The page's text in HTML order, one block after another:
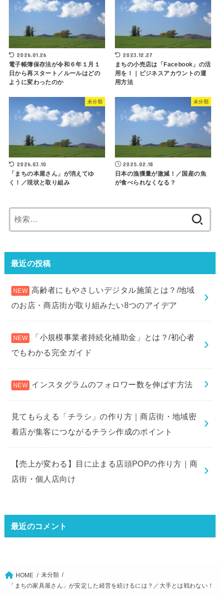
2026.01.26
電子帳簿保存法が令和６年１月１
日から再スタート／ルールはどの
ように変わったのか
2023.12.27
まちの小売店は「Facebook」の活
用を！｜ビジネスアカウントの運
用方法
未分類
2026.03.10
「まちの本屋さん」が消えてゆ
く！／現状と取り組み
未分類
2025.02.18
日本の漁獲量が激減！／国産の魚
が食べられなくなる？
索:
最近の投稿
高齢者にもやさしいデジタル施策とは？/地域
のお店・商店街が取り組みたい8つのアイデア
「小規模事業者持続化補助金」とは？/初心者
でもわかる完全ガイド
インスタグラムのフォロワー数を伸ばす方法
見てもらえる「チラシ」の作り方｜商店街・地域密
着店が集客につながるチラシ作成のポイント
【売上が変わる】目に止まる店頭POPの作り方｜商
店街・個人店向け
最近のコメント
HOME
未分類
「まちの家具屋さん」が安定した経営を続けるには？／大手とは戦わない！